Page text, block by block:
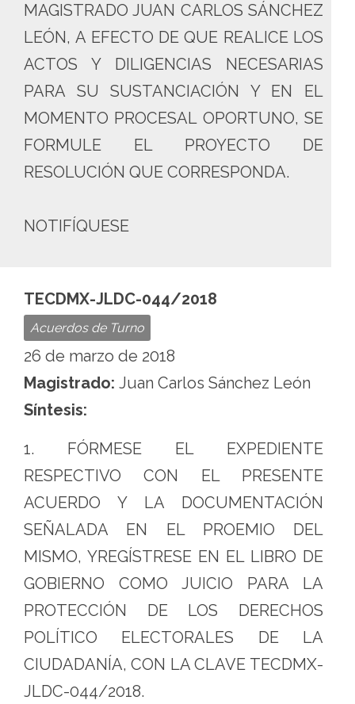
MAGISTRADO JUAN CARLOS SÁNCHEZ
LEÓN, A EFECTO DE QUE REALICE LOS
ACTOS Y DILIGENCIAS NECESARIAS
PARA SU SUSTANCIACIÓN Y EN EL
MOMENTO PROCESAL OPORTUNO, SE
FORMULE EL PROYECTO DE
RESOLUCIÓN QUE CORRESPONDA.
NOTIFÍQUESE
TECDMX-JLDC-044/2018
Acuerdos de Turno
26 de marzo de 2018
Magistrado: Juan Carlos Sánchez León
Síntesis:
1. FÓRMESE EL EXPEDIENTE
RESPECTIVO CON EL PRESENTE
ACUERDO Y LA DOCUMENTACIÓN
SEÑALADA EN EL PROEMIO DEL
MISMO, YREGÍSTRESE EN EL LIBRO DE
GOBIERNO COMO JUICIO PARA LA
PROTECCIÓN DE LOS DERECHOS
POLÍTICO ELECTORALES DE LA
CIUDADANÍA, CON LA CLAVE TECDMX-
JLDC-044/2018.